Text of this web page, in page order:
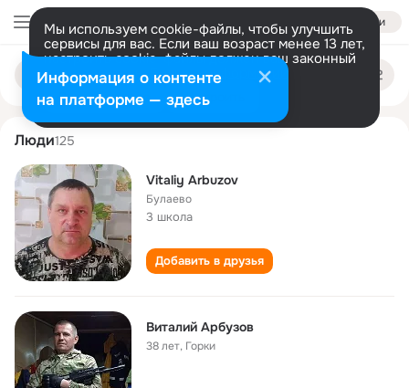
Войти
Мы используем cookie-файлы, чтобы улучшить
сервисы для вас. Если ваш возраст менее 13 лет,
настроить cookie-файлы должен ваш законный
представитель. Больше информации
Разрешить все Настроить
Поиск
людям
vitaliy arbuzov
Люди125
Vitaliy Arbuzov
Булаево
3 школа
Добавить в друзья
Виталий Арбузов
38 лет, Горки
Информация о контенте
на платформе — здесь